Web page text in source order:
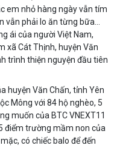
em nhỏ hàng ngày vẫn tím
phải lo ăn từng bữa...
ái của người Việt Nam,
xã Cát Thịnh, huyện Văn
trình thiện nguyện đầu tiên
huyện Văn Chấn, tỉnh Yên
Mông với 84 hộ nghèo, 5
muốn của BTC VNEXT11
điểm trường mầm non của
có chiếc balo để đến